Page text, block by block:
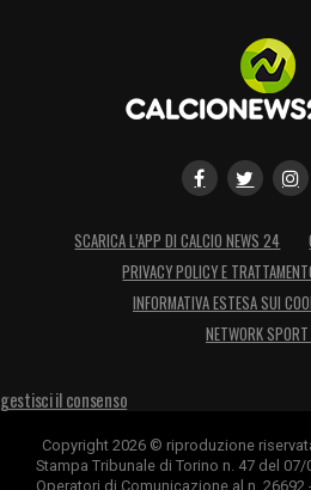
SCARICA L’APP DI CALCIO NEWS 24
PRIVACY POLICY E
INFORMATIVA ESTESA SUI
NETWORK SPORT
gestisci il consenso
Copyright 2026 © riproduzione
Stampa Tribunale di Torino n. 47 del
Operatori di Comunicazione al n. 26692